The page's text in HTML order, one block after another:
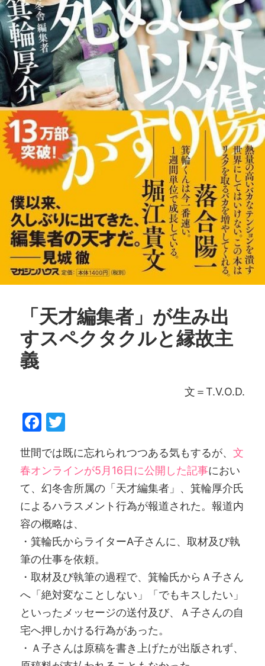
「天才編集者」が生み出
すスペクタクルと縁故主
義
文＝T.V.O.D.
Facebook
Twitter
世間では既に忘れられつつある気もするが、 文
春オンラインが5月16日に公開した記事におい
て、幻冬舎所属の「天才編集者」、箕輪厚介氏
によるハラスメント行為が報道された。報道内
容の概略は、
・箕輪氏からライターA子さんに、取材及び執
筆の仕事を依頼。
・取材及び執筆の過程で、箕輪氏からＡ子さん
へ「絶対変なことしない」「でもキスしたい」
といったメッセージの送付及び、Ａ子さんの自
宅へ押しかける行為があった。
・Ａ子さんは原稿を書き上げたが出版されず、